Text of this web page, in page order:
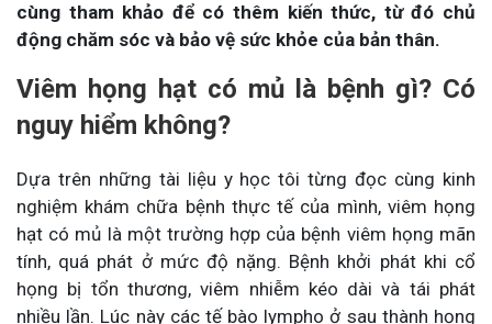
cùng tham khảo để có thêm kiến thức, từ đó chủ
động chăm sóc và bảo vệ sức khỏe của bản thân.
Viêm họng hạt có mủ là bệnh gì? Có
nguy hiểm không?
Dựa trên những tài liệu y học tôi từng đọc cùng kinh
nghiệm khám chữa bệnh thực tế của mình, viêm họng
hạt có mủ là một trường hợp của bệnh viêm họng mãn
tính, quá phát ở mức độ nặng. Bệnh khởi phát khi cổ
họng bị tổn thương, viêm nhiễm kéo dài và tái phát
nhiều lần. Lúc này các tế bào lympho ở sau thành họng